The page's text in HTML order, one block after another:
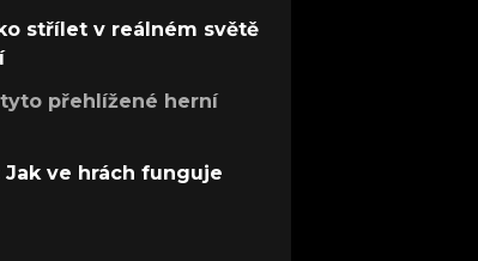
střílet v reálném světě
přehlížené herní
ve hrách funguje